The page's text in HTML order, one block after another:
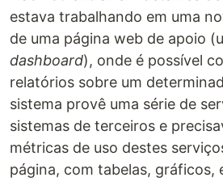
estava trabalhando em uma
de uma página web de apoio
dashboard), onde é possível
relatórios sobre um
sistema provê uma série de
sistemas de terceiros e
métricas de uso destes
página, com tabelas, gráficos,